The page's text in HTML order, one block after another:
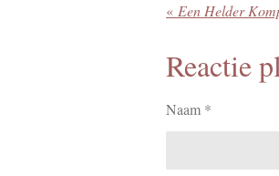
«
Reactie
Naam *